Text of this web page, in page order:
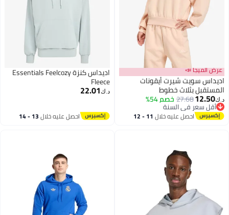
2
عرض الميجا 📣
اديداس سويت شيرت أيقونات
المستقبل بثلاث خطوط
د.ك‏12.50
27.68خصم 54%
أقل سعر في السنة
أقل سعر في السنة
احصل عليه خلال 11 - 12
اديداس كنزة Essentials Feelcozy
Fleece
د.ك‏22.01
احصل عليه خلال 13 - 14